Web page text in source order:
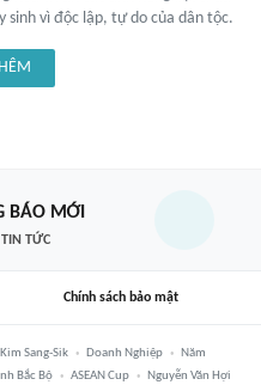
sinh vì độc lập, tự do của dân tộc.
BÁO MỚI
TỨC
Chính sách bảo mật
Kim Sang-Sik Doanh Nghiệp
Năm
Bắc Bộ ASEAN Cup
Nguyễn Văn Hợi